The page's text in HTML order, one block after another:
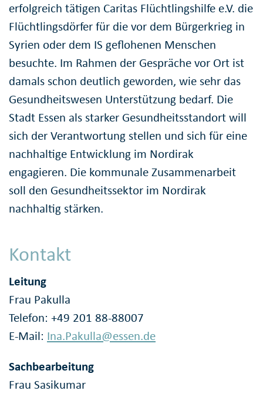
erfolgreich tätigen Caritas Flüchtlingshilfe e.V. die
Flüchtlingsdörfer für die vor dem Bürgerkrieg in
Syrien oder dem IS geflohenen Menschen
besuchte. Im Rahmen der Gespräche vor Ort ist
damals schon deutlich geworden, wie sehr das
Gesundheitswesen Unterstützung bedarf. Die
Stadt Essen als starker Gesundheitsstandort will
sich der Verantwortung stellen und sich für eine
nachhaltige Entwicklung im Nordirak
engagieren. Die kommunale Zusammenarbeit
soll den Gesundheitssektor im Nordirak
nachhaltig stärken.
Kontakt
Leitung
Frau Pakulla
Telefon: +49 201 88-88007
E-Mail: Ina.Pakulla@essen.de
Sachbearbeitung
Frau Sasikumar